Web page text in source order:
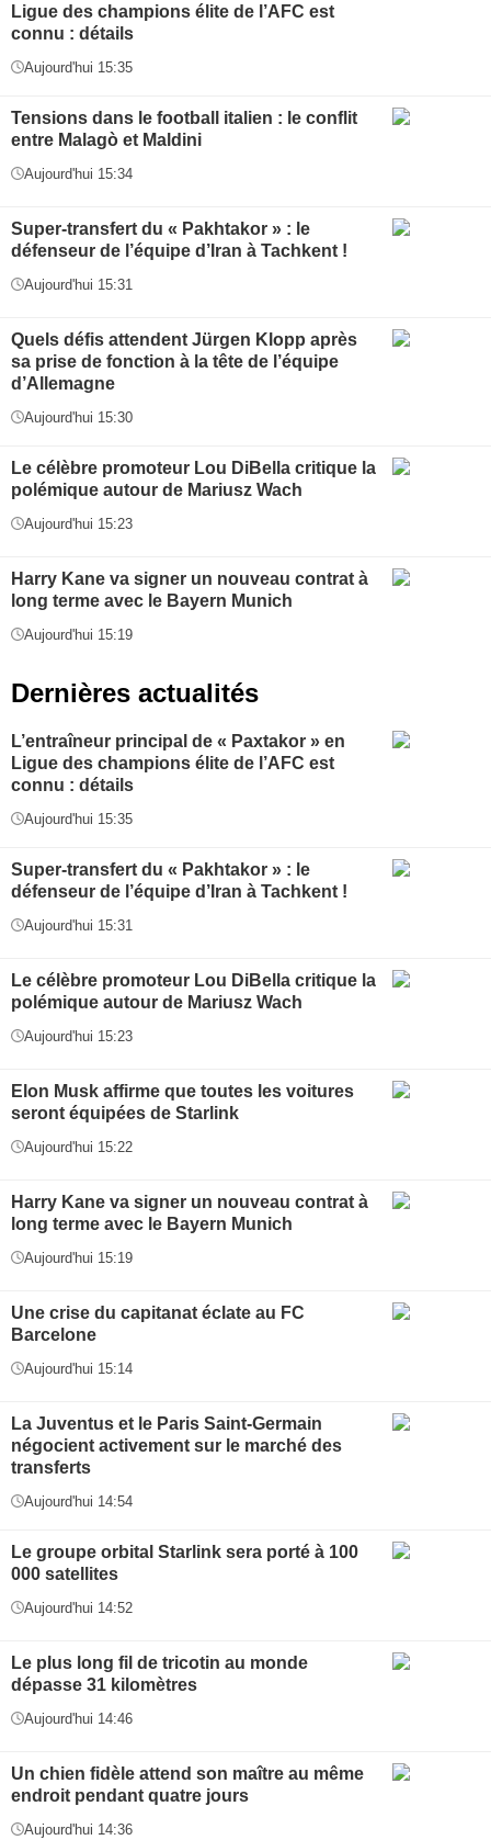
Ligue des champions élite de l’AFC est
connu : détails
Aujourd'hui 15:35
Tensions dans le football italien : le conflit
entre Malagò et Maldini
Aujourd'hui 15:34
Super-transfert du « Pakhtakor » : le
défenseur de l’équipe d’Iran à Tachkent !
Aujourd'hui 15:31
Quels défis attendent Jürgen Klopp après
sa prise de fonction à la tête de l’équipe
d’Allemagne
Aujourd'hui 15:30
Le célèbre promoteur Lou DiBella critique la
polémique autour de Mariusz Wach
Aujourd'hui 15:23
Harry Kane va signer un nouveau contrat à
long terme avec le Bayern Munich
Aujourd'hui 15:19
Dernières actualités
L’entraîneur principal de « Paxtakor » en
Ligue des champions élite de l’AFC est
connu : détails
Aujourd'hui 15:35
Super-transfert du « Pakhtakor » : le
défenseur de l’équipe d’Iran à Tachkent !
Aujourd'hui 15:31
Le célèbre promoteur Lou DiBella critique la
polémique autour de Mariusz Wach
Aujourd'hui 15:23
Elon Musk affirme que toutes les voitures
seront équipées de Starlink
Aujourd'hui 15:22
Harry Kane va signer un nouveau contrat à
long terme avec le Bayern Munich
Aujourd'hui 15:19
Une crise du capitanat éclate au FC
Barcelone
Aujourd'hui 15:14
La Juventus et le Paris Saint-Germain
négocient activement sur le marché des
transferts
Aujourd'hui 14:54
Le groupe orbital Starlink sera porté à 100
000 satellites
Aujourd'hui 14:52
Le plus long fil de tricotin au monde
dépasse 31 kilomètres
Aujourd'hui 14:46
Un chien fidèle attend son maître au même
endroit pendant quatre jours
Aujourd'hui 14:36